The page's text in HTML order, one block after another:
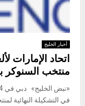
أخبار الخليج
اتحاد الإمارات
منتخب السنوكر
في التشكيلة النهائية